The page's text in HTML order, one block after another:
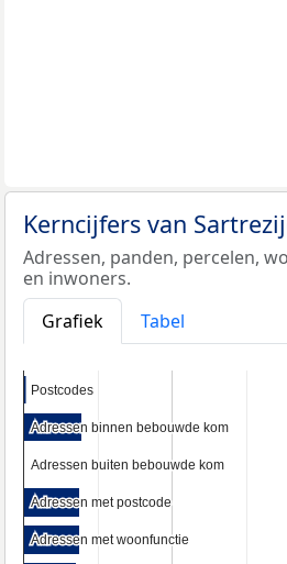
Kerncijfers van
Adressen, panden, percelen,
en inwoners.
Grafiek
Tabel
Postcodes
Postcodes
Adressen binnen bebouwde kom
Adressen binnen bebouwde kom
Adressen buiten bebouwde kom
Adressen buiten bebouwde kom
Adressen met postcode
Adressen met postcode
Adressen met woonfunctie
Adressen met woonfunctie